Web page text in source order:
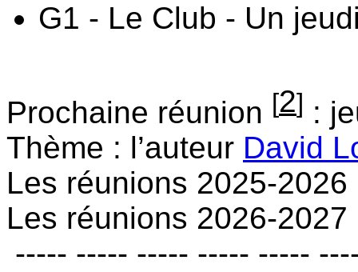
G1 - Le Club - Un
Prochaine réunion [2] :
Thème : l’auteur David
Les réunions 2025-
Les réunions 2026-
----- ----- ----- ----- -----